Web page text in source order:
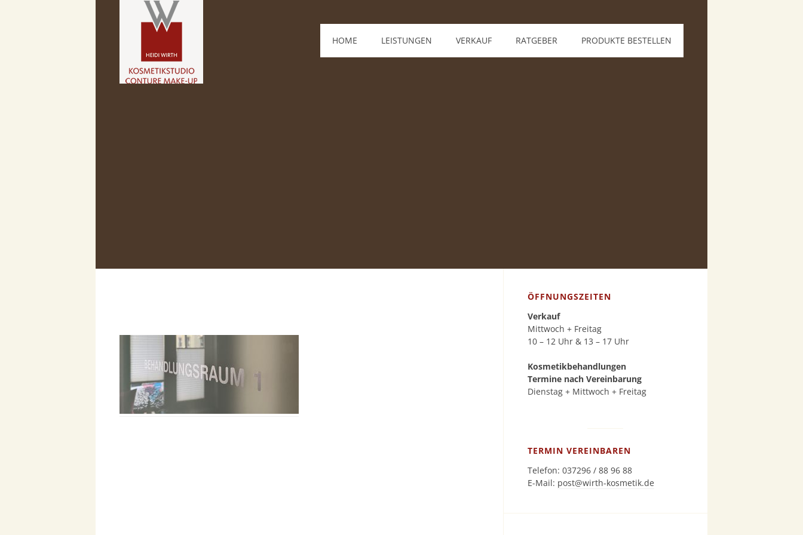
HOME LEISTUNGEN VERKAUF RATGEBER PRODUKTE BESTELLEN
ÖFFNUNGSZEITEN
Verkauf
Mittwoch + Freitag
10 – 12 Uhr & 13 – 17 Uhr
Kosmetikbehandlungen
Termine nach Vereinbarung
Dienstag + Mittwoch + Freitag
TERMIN VEREINBAREN
Telefon: 037296 / 88 96 88
E-Mail: post@wirth-kosmetik.de